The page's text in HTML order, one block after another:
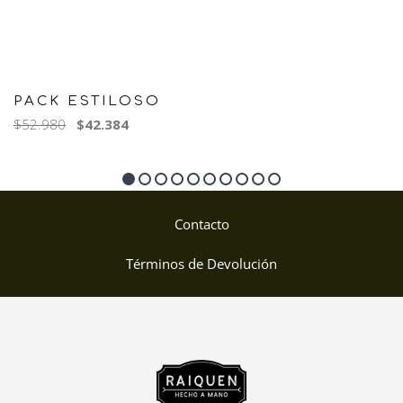
PACK ESTILOSO
$52.980 $42.384
Contacto
Términos de Devolución